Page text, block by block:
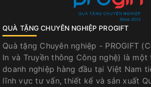
QUÀ TẶNG CHUYÊN NGHIỆP PROGIFT
Quà tặng Chuyên nghiệp - PROGIFT
In và Truyền thông Công nghệ) là một
doanh nghiệp hàng đầu tại Việt Nam
lĩnh vực tư vấn, thiết kế và sản xuất